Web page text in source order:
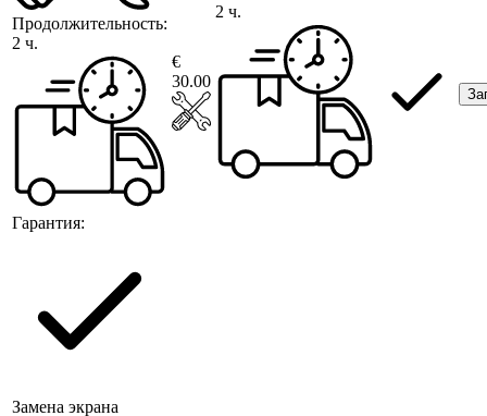
Продолжительность:
2 ч.
Гарантия:
€
30.00
2 ч.
Замена экрана